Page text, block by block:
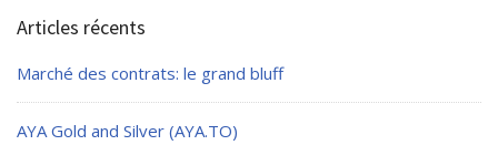
Articles récents
Marché des contrats: le grand bluff
AYA Gold and Silver (AYA.TO)